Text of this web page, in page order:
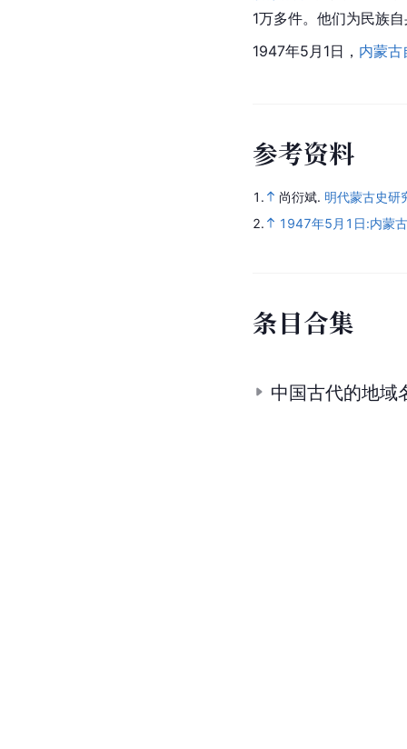
1万多件。他们为民族
1947年5月1日， 内蒙古
参考资料
1. 尚衍斌. 明代蒙古史研
2.
1947年5月1日:内蒙
条目合集
中国古代的地域